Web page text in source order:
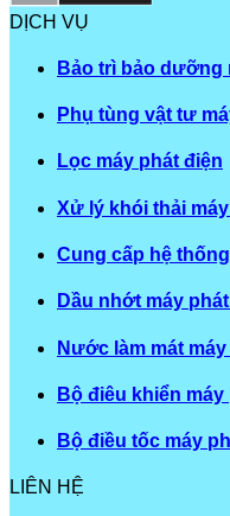
DỊCH VỤ
Bảo trì bảo dưỡng
Phụ tùng vật tư
Lọc máy phát điện
Xử lý khói thải
Cung cấp hệ
Dầu nhớt máy
Nước làm mát
Bộ điêu khiển máy
Bộ điều tốc máy
LIÊN HỆ